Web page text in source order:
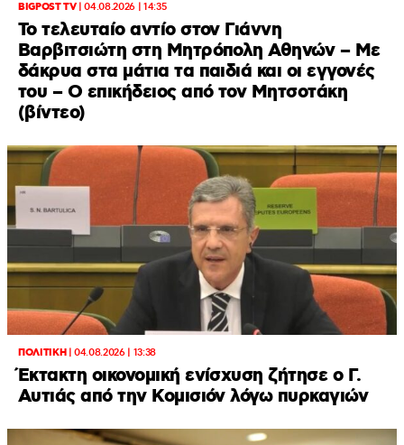
BIGPOST TV|04.08.2026 | 14:35
Το τελευταίο αντίο στον Γιάννη
Βαρβιτσιώτη στη Μητρόπολη Αθηνών – Με
δάκρυα στα μάτια τα παιδιά και οι εγγονές
του – Ο επικήδειος από τον Μητσοτάκη
(βίντεο)
ΠΟΛΙΤΙΚΗ|04.08.2026 | 13:38
Έκτακτη οικονομική ενίσχυση ζήτησε ο Γ.
Αυτιάς από την Κομισιόν λόγω πυρκαγιών